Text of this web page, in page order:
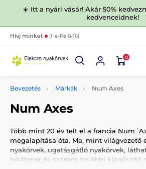
☀️ Itt a nyári vásár! Akár 50%
kedvenceidnek!
Hívj minket (Hé-Pé 8-16)
0
Bevezetés Márkák Num Axes
Num Axes
Több mint 20 év telt el a francia
megalapítása óta. Ma, mint világvezető
nyakörvek, ugatásgátló nyakörvek,
lokátorok és számos további kiegészítő